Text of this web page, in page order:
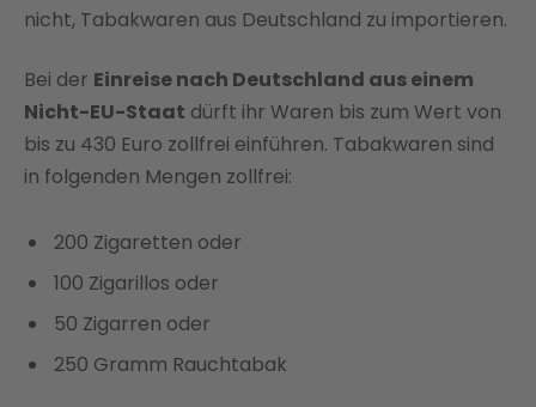
nicht, Tabakwaren aus Deutschland zu importieren.
Bei der Einreise nach Deutschland aus einem
Nicht-EU-Staat dürft ihr Waren bis zum Wert von
bis zu 430 Euro zollfrei einführen. Tabakwaren sind
in folgenden Mengen zollfrei:
200 Zigaretten oder
100 Zigarillos oder
50 Zigarren oder
250 Gramm Rauchtabak